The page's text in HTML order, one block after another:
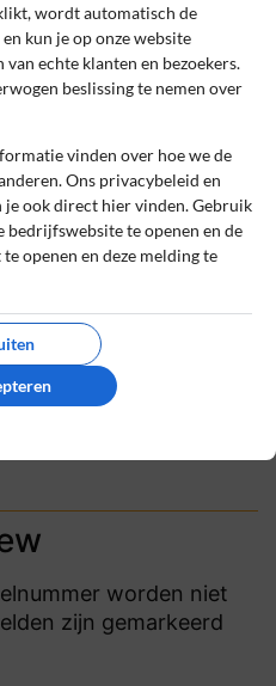
2024, 18:50
en distributie
contentcreatie en
en
AI Copywriter en
wij veel tijd,
en goedgekeurd.
worden niet
zijn gemarkeerd
wordt automatisch de
kun je op onze website
echte klanten en bezoekers.
beslissing te nemen over
vinden over hoe we de
Ons privacybeleid en
ook direct hier vinden. Gebruik
bedrijfswebsite te openen en de
openen en deze melding te